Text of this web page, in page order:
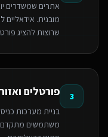
אתרים שמשדרים
מובנית. אידאליים
שרוצות להציג
3 פורטלים
בניית מערכות
משתמשים מתקדם